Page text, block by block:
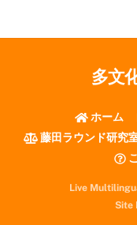
多文
ホーム
藤田ラウンド研究
Live
Site